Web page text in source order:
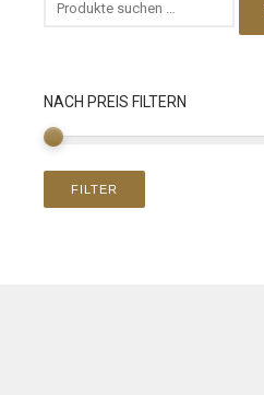
NACH PREIS FILTERN
FILTER